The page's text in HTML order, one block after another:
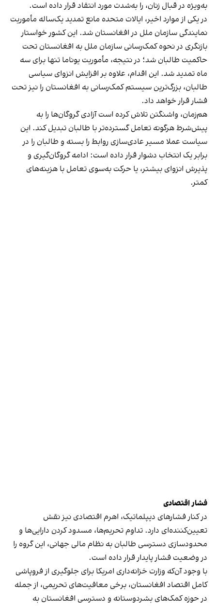
به‌ویژه در قبال زنان، را به‌شدت مورد انتقاد قرار داده است.
در یکی از موارد اخیر، ایالات متحده مانع تمدید یک‌ساله مأموریت
نمایندگی سازمان ملل در افغانستان شد. این کشور خواستار
بازنگری در نحوه کمک‌رسانی سازمان ملل به افغانستان تحت
حاکمیت طالبان شد؛ در نتیجه، مأموریت یوناما تنها برای سه
ماه تمدید شد. این اقدام، علاوه بر افزایش انزوای سیاسی
طالبان، بزرگ‌ترین سیستم کمک‌رسانی به افغانستان را نیز تحت
فشار قرار خواهد داد.
هم‌زمان، واشنگتن تلاش کرده است آزادی گروگان‌ها را به
پیش‌شرط هرگونه تعامل گسترده‌تر با طالبان تبدیل کند. این
سیاست عملا مسیر عادی‌سازی روابط را بسته و طالبان را در
برابر یک انتخاب دشوار قرار داده است: ادامه گروگان‌گیری و
پذیرش انزوای بیشتر، یا حرکت به‌سوی تعامل با هزینه‌های
کمتر.
فشار اقتصادی
در کنار فشارهای دیپلماتیک، اهرم اقتصادی نیز نقش
تعیین‌کننده‌ای دارد. تداوم تحریم‌ها، مسدود کردن دارایی‌ها و
محدودسازی دسترسی طالبان به نظام مالی جهانی، این گروه را
در وضعیت فشار پایدار قرار داده است.
با وجود آن‌که وزارت خزانه‌داری امریکا برای جلوگیری از فروپاشی
کامل اقتصاد افغانستان، برخی معافیت‌های تحریمی، از جمله
در حوزه کمک‌های بشردوستانه و دسترسی افغانستان به